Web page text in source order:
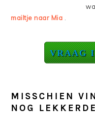
mailtje naar Mia
VRAAG
MISSCHIEN
NOG